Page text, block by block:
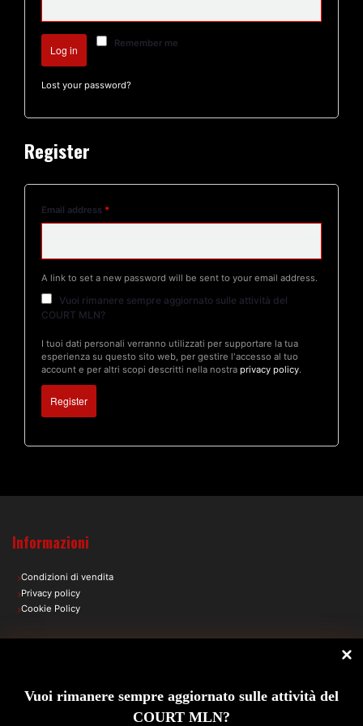
Remember me
Log in
Lost your password?
Register
Email address *
A link to set a new password will be sent to your email address.
Vuoi rimanere sempre aggiornato sulle attività del
COURT MLN?
I tuoi dati personali verranno utilizzati per supportare la tua
esperienza su questo sito web, per gestire l'accesso al tuo
account e per altri scopi descritti nella nostra privacy policy.
Register
Vuoi rimanere sempre aggiornato sulle attività del
COURT MLN?
Informazioni
Condizioni di vendita
Privacy policy
Cookie Policy